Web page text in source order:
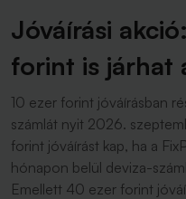
Jóváírási
forint is járhat
10 ezer forint jóváírásban
számlát nyit 2026.
forint jóváírást kap, ha a
hónapon belül deviza-
Emellett 40 ezer forint